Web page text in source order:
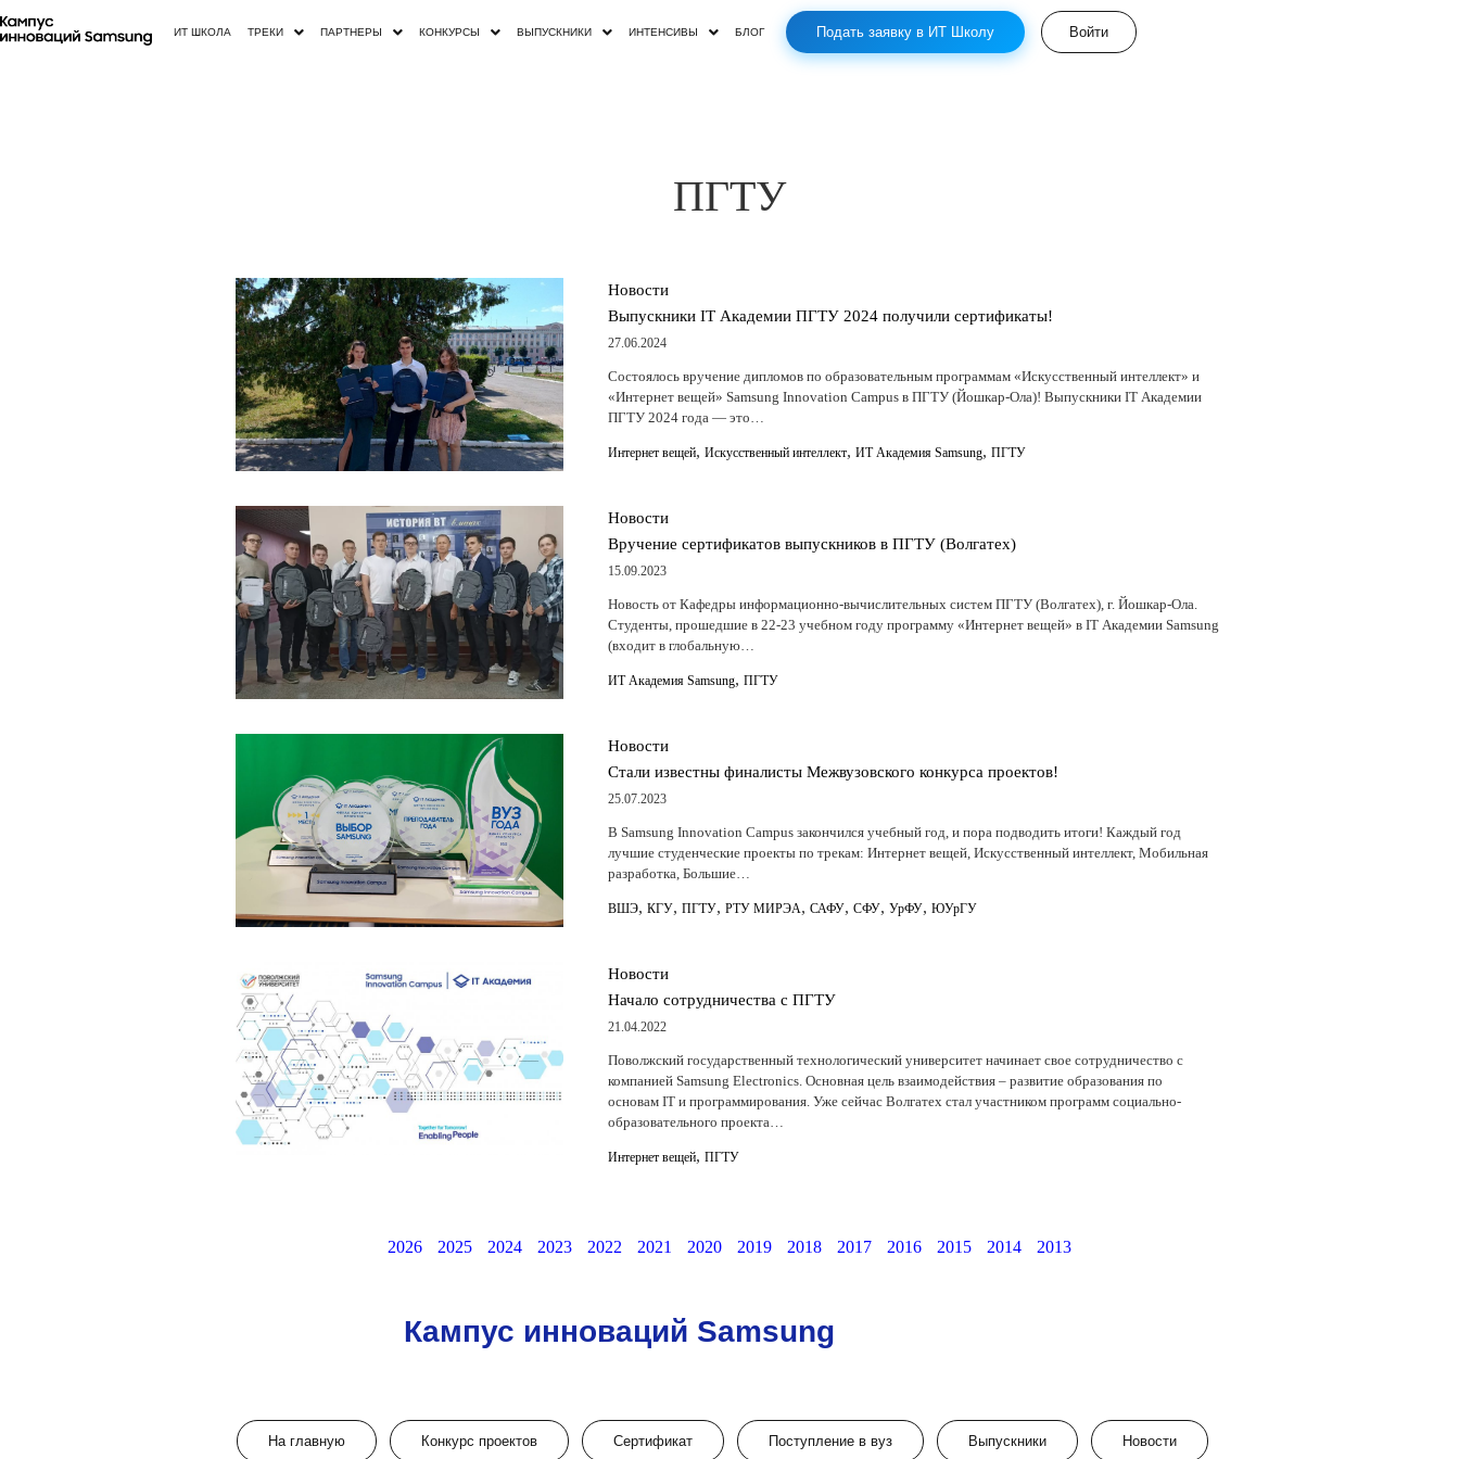
ИТ ШКОЛА ТРЕКИ ПАРТНЕРЫ КОНКУРСЫ ВЫПУСКНИКИ ИНТЕНСИВЫ БЛОГ Подать заявку в ИТ Школу Войти
ПГТУ
Новости
Выпускники IT Академии ПГТУ 2024 получили сертификаты!
27.06.2024
Состоялось вручение дипломов по образовательным программам «Искусственный интеллект» и
«Интернет вещей» Samsung Innovation Campus в ПГТУ (Йошкар-Ола)! Выпускники IT Академии
ПГТУ 2024 года — это…
Интернет вещей, Искусственный интеллект, ИТ Академия Samsung, ПГТУ
Новости
Вручение сертификатов выпускников в ПГТУ (Волгатех)
15.09.2023
Новость от Кафедры информационно-вычислительных систем ПГТУ (Волгатех), г. Йошкар-Ола.
Студенты, прошедшие в 22-23 учебном году программу «Интернет вещей» в IT Академии Samsung
(входит в глобальную…
ИТ Академия Samsung, ПГТУ
Новости
Стали известны финалисты Межвузовского конкурса проектов!
25.07.2023
В Samsung Innovation Campus закончился учебный год, и пора подводить итоги! Каждый год
лучшие студенческие проекты по трекам: Интернет вещей, Искусственный интеллект, Мобильная
разработка, Большие…
ВШЭ, КГУ, ПГТУ, РТУ МИРЭА, САФУ, СФУ, УрФУ, ЮУрГУ
Новости
Начало сотрудничества с ПГТУ
21.04.2022
Поволжский государственный технологический университет начинает свое сотрудничество с
компанией Samsung Electronics. Основная цель взаимодействия – развитие образования по
основам IT и программирования. Уже сейчас Волгатех стал участником программ социально-
образовательного проекта…
Интернет вещей, ПГТУ
2026 2025 2024 2023 2022 2021 2020 2019 2018 2017 2016 2015 2014 2013
Кампус инноваций Samsung
На главную Конкурс проектов Сертификат Поступление в вуз Выпускники Новости